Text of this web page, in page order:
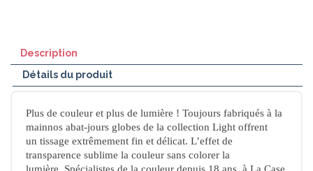
Description
Détails du produit
Plus de couleur et plus de lumière ! Toujours fabriqués à la
mainnos abat-jours globes de la collection Light offrent
un tissage extrêmement fin et délicat. L’effet de
transparence sublime la couleur sans colorer la